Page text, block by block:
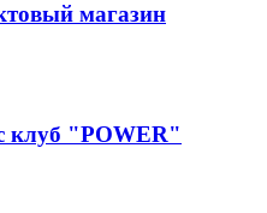
магазин
клуб "POWER"